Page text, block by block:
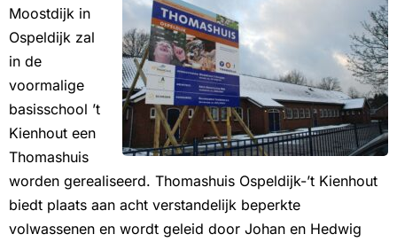
Moostdijk in
Ospeldijk zal
in de
voormalige
basisschool ’t
Kienhout een
Thomashuis
worden gerealiseerd. Thomashuis Ospeldijk-’t Kienhout
biedt plaats aan acht verstandelijk beperkte
volwassenen en wordt geleid door Johan en Hedwig